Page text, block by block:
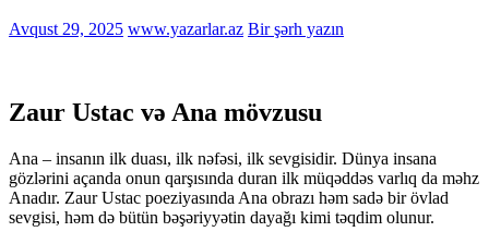
Avqust 29, 2025 www.yazarlar.az Bir şərh yazın
Zaur Ustac və Ana mövzusu
Ana – insanın ilk duası, ilk nəfəsi, ilk sevgisidir. Dünya insana
gözlərini açanda onun qarşısında duran ilk müqəddəs varlıq da məhz
Anadır. Zaur Ustac poeziyasında Ana obrazı həm sadə bir övlad
sevgisi, həm də bütün bəşəriyyətin dayağı kimi təqdim olunur.